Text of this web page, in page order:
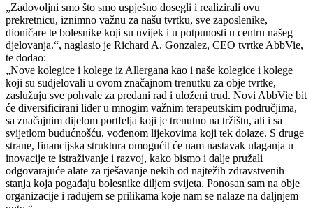
„Zadovoljni smo što smo uspješno dosegli i realizirali ovu
prekretnicu, iznimno važnu za našu tvrtku, sve zaposlenike,
dioničare te bolesnike koji su uvijek i u potpunosti u centru našeg
djelovanja.“, naglasio je Richard A. Gonzalez, CEO tvrtke AbbVie,
te dodao:
„Nove kolegice i kolege iz Allergana kao i naše kolegice i kolege
koji su sudjelovali u ovom značajnom trenutku za obje tvrtke,
zaslužuju sve pohvale za predani rad i uloženi trud. Novi AbbVie bit
će diversificirani lider u mnogim važnim terapeutskim područjima,
sa značajnim dijelom portfelja koji je trenutno na tržištu, ali i sa
svijetlom budućnošću, vođenom lijekovima koji tek dolaze. S druge
strane, financijska struktura omogućit će nam nastavak ulaganja u
inovacije te istraživanje i razvoj, kako bismo i dalje pružali
odgovarajuće alate za rješavanje nekih od najtežih zdravstvenih
stanja koja pogađaju bolesnike diljem svijeta. Ponosan sam na obje
organizacije i radujem se prilikama koje nam se nalaze na daljnjem